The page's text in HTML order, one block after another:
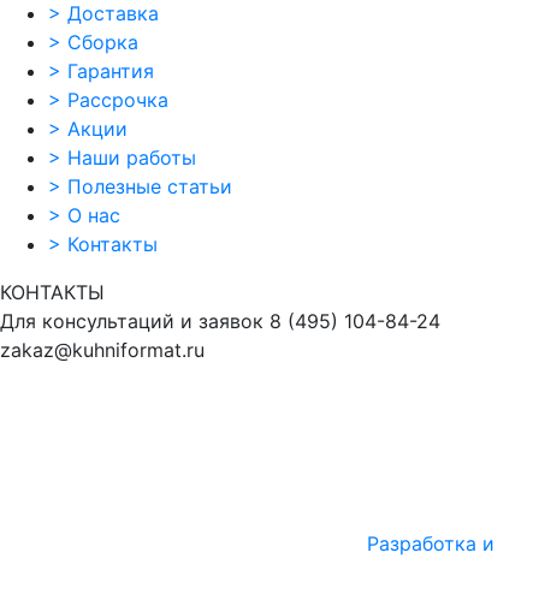
> Доставка
> Сборка
> Гарантия
> Рассрочка
> Акции
> Наши работы
> Полезные статьи
> О нас
> Контакты
КОНТАКТЫ
Для консультаций и заявок 8 (495) 104-84-24
zakaz@kuhniformat.ru
Разработка и